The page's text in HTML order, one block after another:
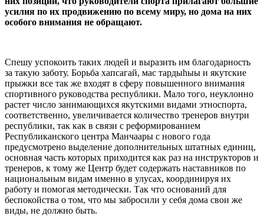
усилия по их продвижению по всему миру, но дома на них
особого внимания не обращают.
Спешу успокоить таких людей и выразить им благодарность
за такую заботу. Борьба хапсагай, мас тардыһыы и якутские
прыжки все так же входят в сферу повышенного внимания
спортивного руководства республики. Мало того, неуклонно
растет число занимающихся якутскими видами этноспорта,
соответственно, увеличивается количество тренеров внутри
республики, так как в связи с реформированием
Республиканского центра Манчаары с нового года
предусмотрено выделение дополнительных штатных единиц,
основная часть которых приходится как раз на инструкторов и
тренеров, к тому же Центр будет содержать наставников по
национальным видам именно в улусах, координируя их
работу и помогая методически. Так что оснований для
беспокойства о том, что мы забросили у себя дома свои же
виды, не должно быть.